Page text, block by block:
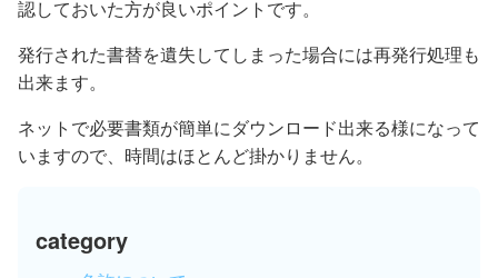
認しておいた方が良いポイントです。
発行された書替を遺失してしまった場合には再発行処理も
出来ます。
ネットで必要書類が簡単にダウンロード出来る様になって
いますので、時間はほとんど掛かりません。
category